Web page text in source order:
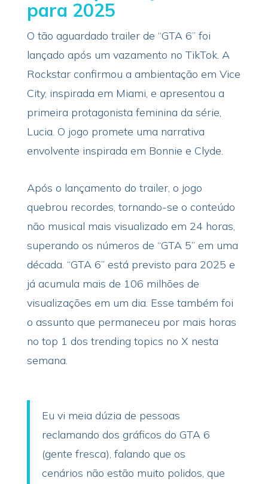
para 2025
O tão aguardado trailer de “GTA 6” foi
lançado após um vazamento no TikTok. A
Rockstar confirmou a ambientação em Vice
City, inspirada em Miami, e apresentou a
primeira protagonista feminina da série,
Lucia. O jogo promete uma narrativa
envolvente inspirada em Bonnie e Clyde.
Após o lançamento do trailer, o jogo
quebrou recordes, tornando-se o conteúdo
não musical mais visualizado em 24 horas,
superando os números de “GTA 5” em uma
década. “GTA 6” está previsto para 2025 e
já acumula mais de 106 milhões de
visualizações em um dia. Esse também foi
o assunto que permaneceu por mais horas
no top 1 dos trending topics no X nesta
semana.
Eu vi meia dúzia de pessoas
reclamando dos gráficos do GTA 6
(gente fresca), falando que os
cenários não estão muito polidos, que